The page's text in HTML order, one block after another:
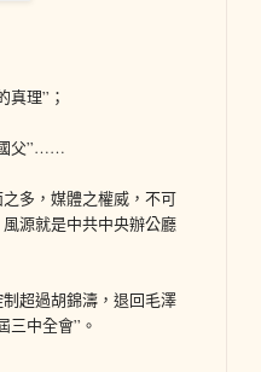
真理”；
國父”……
多，媒體之權威，不可
源就是中共中央辦公廳
超過胡錦濤，退回毛澤
三中全會”。